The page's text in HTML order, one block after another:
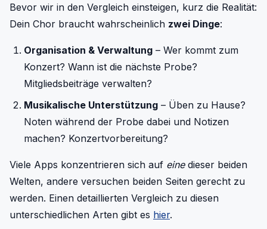
Bevor wir in den Vergleich einsteigen, kurz die Realität:
Dein Chor braucht wahrscheinlich zwei Dinge:
Organisation & Verwaltung – Wer kommt zum
Konzert? Wann ist die nächste Probe?
Mitgliedsbeiträge verwalten?
Musikalische Unterstützung – Üben zu Hause?
Noten während der Probe dabei und Notizen
machen? Konzertvorbereitung?
Viele Apps konzentrieren sich auf einedieser beiden
Welten, andere versuchen beiden Seiten gerecht zu
werden. Einen detaillierten Vergleich zu diesen
unterschiedlichen Arten gibt es hier.